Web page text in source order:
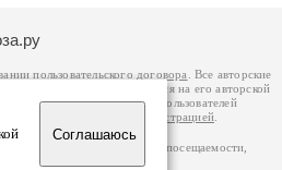
Соглашаюсь
пользовательского договора
. Все авторские
вы можете обратиться на его авторской
Федерации. Данные пользователей
связаться с администрацией
по данным счетчика посещаемости,